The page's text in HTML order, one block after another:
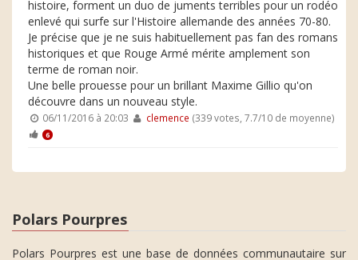
histoire, forment un duo de juments terribles pour un rodéo
enlevé qui surfe sur l'Histoire allemande des années 70-80.
Je précise que je ne suis habituellement pas fan des romans
historiques et que Rouge Armé mérite amplement son
terme de roman noir.
Une belle prouesse pour un brillant Maxime Gillio qu'on
découvre dans un nouveau style.
06/11/2016 à 20:03 clemence (339 votes, 7.7/10 de moyenne)
6
Polars Pourpres
Polars Pourpres est une base de données communautaire sur